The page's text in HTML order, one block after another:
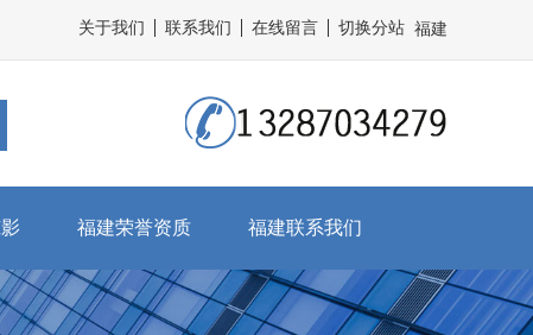
关于我们 联系我们 在线留言 福建
切换分站
福建荣誉资质 福建联系我们